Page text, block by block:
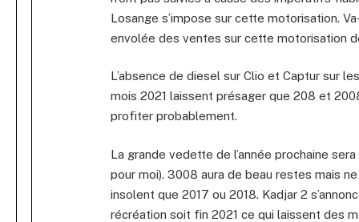
Losange s’impose sur cette motorisation.
envolée des ventes sur cette motorisation
L’absence de diesel sur Clio et Captur sur
mois 2021 laissent présager que 208 et
profiter probablement.
La grande vedette de l’année prochaine
pour moi). 3008 aura de beau restes mais
insolent que 2017 ou 2018. Kadjar 2
récréation soit fin 2021 ce qui laissent des